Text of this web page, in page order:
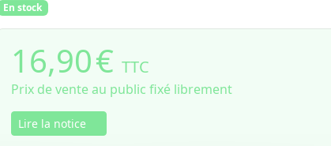
En stock
16,90€ TTC
Prix de vente au public fixé librement
Lire la notice